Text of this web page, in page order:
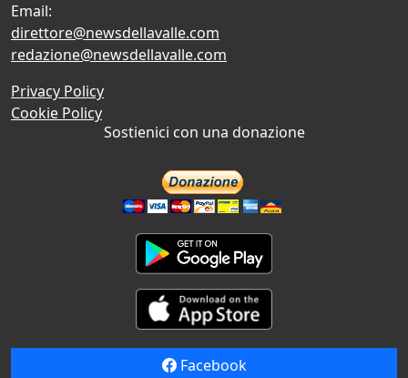
Email:
direttore@newsdellavalle.com
redazione@newsdellavalle.com
Privacy Policy
Cookie Policy
Sostienici con una donazione
Facebook